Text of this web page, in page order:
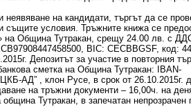
неявяване на кандидати, търгът да се
условия. Тръжните книжа се
на Община Тутракан, срещу 24.00 лв. с
BIC: CECBBGSF, код:
Депозитът за участие в повторния
сметка на Община Тутракан: IBAN-
АД” , клон Русе, в срок от 26.10.2015г.
на тръжни документи – 16,00ч. на
Тутракан, в запечатан непрозрачен